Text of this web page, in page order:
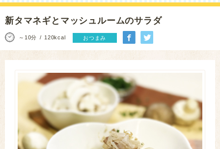
新タマネギとマッシュルームのサラダ
～10分 120kcal おつまみ